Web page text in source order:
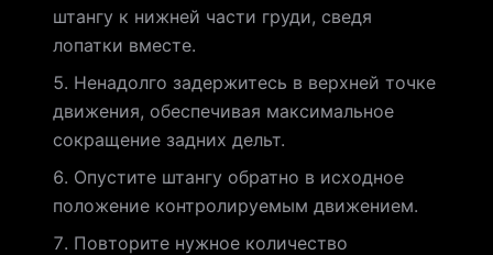
штангу к нижней части груди, сведя
лопатки вместе.
Ненадолго задержитесь в верхней точке
движения, обеспечивая максимальное
сокращение задних дельт.
Опустите штангу обратно в исходное
положение контролируемым движением.
Повторите нужное количество